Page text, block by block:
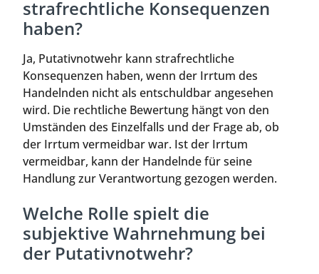
strafrechtliche Konsequenzen
haben?
Ja, Putativnotwehr kann strafrechtliche
Konsequenzen haben, wenn der Irrtum des
Handelnden nicht als entschuldbar angesehen
wird. Die rechtliche Bewertung hängt von den
Umständen des Einzelfalls und der Frage ab, ob
der Irrtum vermeidbar war. Ist der Irrtum
vermeidbar, kann der Handelnde für seine
Handlung zur Verantwortung gezogen werden.
Welche Rolle spielt die
subjektive Wahrnehmung bei
der Putativnotwehr?